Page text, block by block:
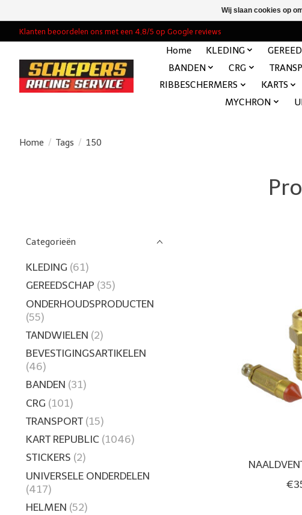
Klanten beoordelen ons met een 4,8/5 op Google reviews
Home KLEDING
BANDEN
CRG
RIBBESCHERMERS
KARTS
MYCHRON
Home / Tags / 150
Categorieën
KLEDING (61)
GEREEDSCHAP (35)
ONDERHOUDSPRODUCTEN
(55)
TANDWIELEN (2)
BEVESTIGINGSARTIKELEN
(46)
BANDEN (31)
CRG (101)
TRANSPORT (15)
KART REPUBLIC (1046)
STICKERS (2)
UNIVERSELE ONDERDELEN
(417)
HELMEN (52)
Wij slaan cookies op